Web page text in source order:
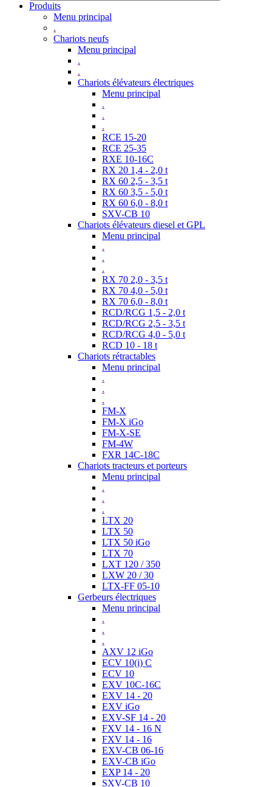
Produits
Menu principal
.
Chariots neufs
Menu principal
.
.
Chariots élévateurs électriques
Menu principal
.
.
.
RCE 15-20
RCE 25-35
RXE 10-16C
RX 20 1,4 - 2,0 t
RX 60 2,5 - 3,5 t
RX 60 3,5 - 5,0 t
RX 60 6,0 - 8,0 t
SXV-CB 10
Chariots élévateurs diesel et GPL
Menu principal
.
.
.
RX 70 2,0 - 3,5 t
RX 70 4,0 - 5,0 t
RX 70 6,0 - 8,0 t
RCD/RCG 1,5 - 2,0 t
RCD/RCG 2,5 - 3,5 t
RCD/RCG 4,0 - 5,0 t
RCD 10 - 18 t
Chariots rétractables
Menu principal
.
.
.
FM-X
FM-X iGo
FM-X-SE
FM-4W
FXR 14C-18C
Chariots tracteurs et porteurs
Menu principal
.
.
.
LTX 20
LTX 50
LTX 50 iGo
LTX 70
LXT 120 / 350
LXW 20 / 30
LTX-FF 05-10
Gerbeurs électriques
Menu principal
.
.
.
AXV 12 iGo
ECV 10(i) C
ECV 10
EXV 10C-16C
EXV 14 - 20
EXV iGo
EXV-SF 14 - 20
FXV 14 - 16 N
FXV 14 - 16
EXV-CB 06-16
EXV-CB iGo
EXP 14 - 20
SXV-CB 10